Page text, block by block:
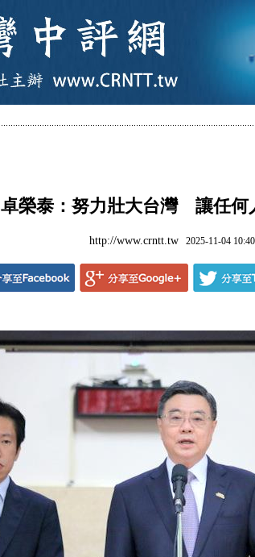
卓榮泰：努力壯大台灣 讓任何
http://www.crntt.tw2025-11-04